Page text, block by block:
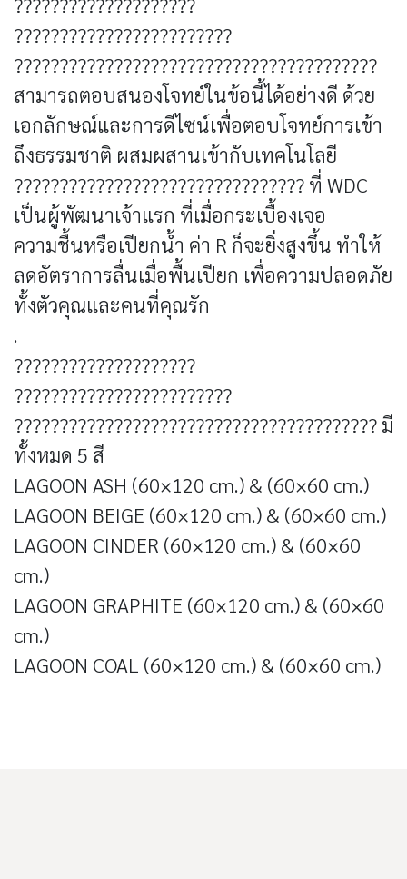
????????????????????????
????????????????????????????????????????
สามารถตอบสนองโจทย์ในข้อนี้ได้อย่างดี ด้วย
เอกลักษณ์และการดีไซน์เพื่อตอบโจทย์การเข้า
ถึงธรรมชาติ ผสมผสานเข้ากับเทคโนโลยี
???????????????????????????????? ที่ WDC
เป็นผู้พัฒนาเจ้าแรก ที่เมื่อกระเบื้องเจอ
ความชื้นหรือเปียกน้ำ ค่า R ก็จะยิ่งสูงขึ้น ทำให้
ลดอัตราการลื่นเมื่อพื้นเปียก เพื่อความปลอดภัย
ทั้งตัวคุณและคนที่คุณรัก
.
????????????????????
????????????????????????
???????????????????????????????????????? มี
ทั้งหมด 5 สี
LAGOON ASH (60×120 cm.) & (60×60 cm.)
LAGOON BEIGE (60×120 cm.) & (60×60 cm.)
LAGOON CINDER (60×120 cm.) & (60×60
cm.)
LAGOON GRAPHITE (60×120 cm.) & (60×60
cm.)
LAGOON COAL (60×120 cm.) & (60×60 cm.)